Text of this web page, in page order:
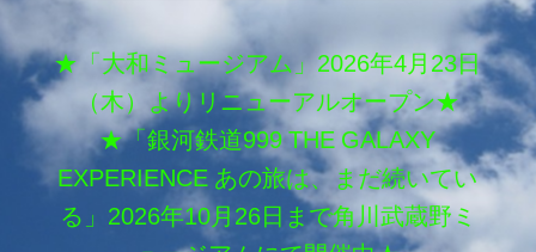
★「大和ミュージアム」2026年4月23日
（木）よりリニューアルオープン★
★「銀河鉄道999 THE GALAXY
EXPERIENCE あの旅は、まだ続いてい
る」2026年10月26日まで角川武蔵野ミ